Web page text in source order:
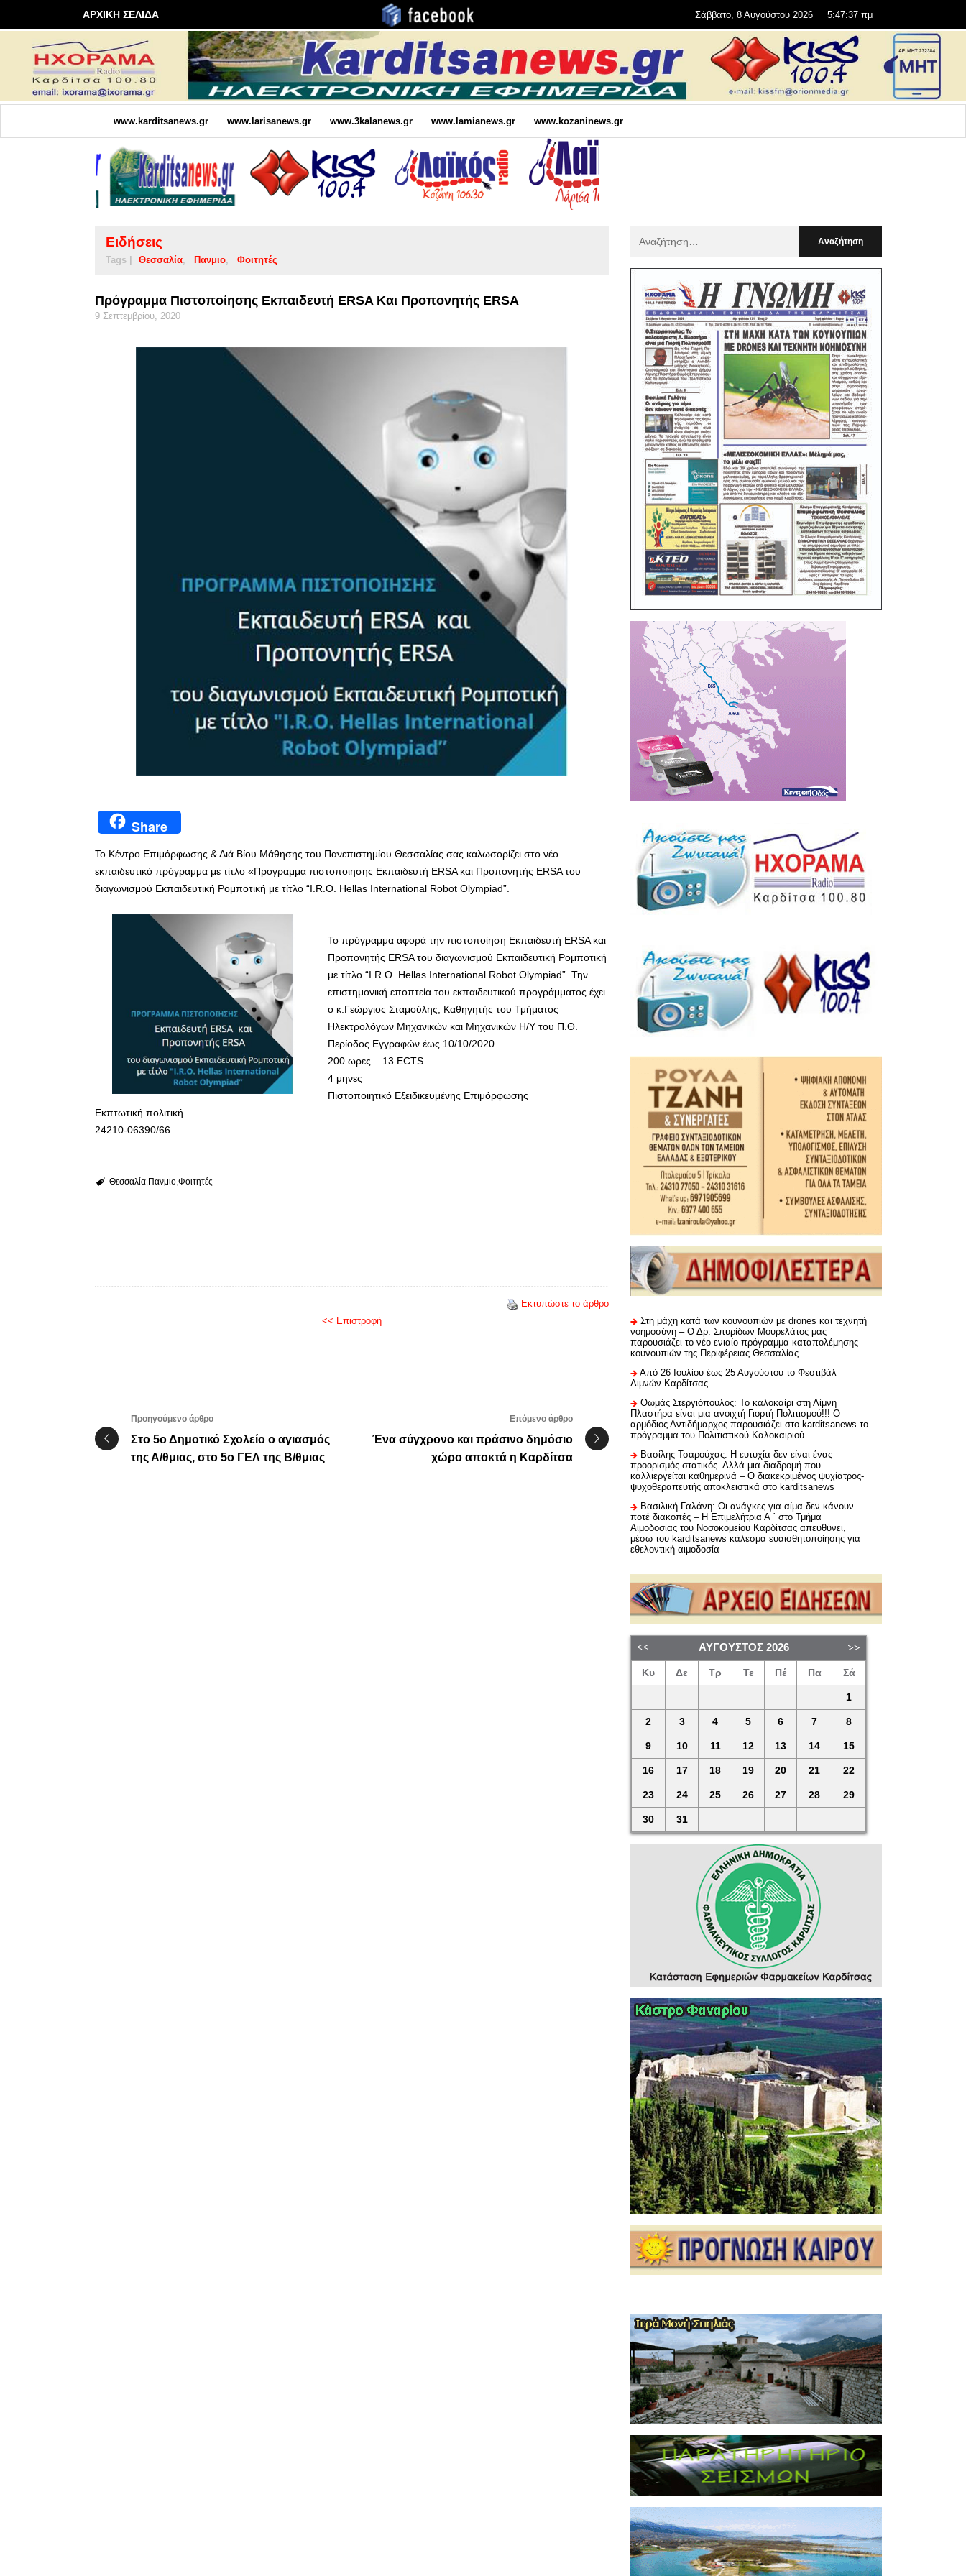
ΑΡΧΙΚΗ ΣΕΛΙΔΑ Σάββατο, 8 Αυγούστου 2026 5:47:38 πμ
www.karditsanews.gr www.larisanews.gr www.3kalanews.gr www.lamianews.gr www.kozaninews.gr
Ειδήσεις
Tags | Θεσσαλία Πανμιο Φοιτητές
Πρόγραμμα Πιστοποίησης Εκπαιδευτή ERSA Και Προπονητής ERSA
9 Σεπτεμβρίου, 2020
Share
Το Κέντρο Επιμόρφωσης & Διά Βίου Μάθησης του Πανεπιστημίου Θεσσαλίας σας καλωσορίζει στο νέο
εκπαιδευτικό πρόγραμμα με τίτλο «Προγραμμα πιστοποιησης Εκπαιδευτή ERSA και Προπονητής ERSA του
διαγωνισμού Εκπαιδευτική Ρομποτική με τίτλο “I.R.O. Hellas International Robot Olympiad”.
Το πρόγραμμα αφορά την πιστοποίηση Εκπαιδευτή ERSA και
Προπονητής ERSA του διαγωνισμού Εκπαιδευτική Ρομποτική
με τίτλο “I.R.O. Hellas International Robot Olympiad”. Την
επιστημονική εποπτεία του εκπαιδευτικού προγράμματος έχει
ο κ.Γεώργιος Σταμούλης, Καθηγητής του Τμήματος
Ηλεκτρολόγων Μηχανικών και Μηχανικών Η/Υ του Π.Θ.
Περίοδος Εγγραφών έως 10/10/2020
200 ωρες – 13 ECTS
4 μηνες
Πιστοποιητικό Εξειδικευμένης Επιμόρφωσης
Eκπτωτική πολιτική
24210-06390/66
Θεσσαλία Πανμιο Φοιτητές
Εκτυπώστε το άρθρο
<< Επιστροφή
Προηγούμενο άρθρο
Στο 5ο Δημοτικό Σχολείο ο αγιασμός
της Α/θμιας, στο 5ο ΓΕΛ της Β/θμιας
Επόμενο άρθρο
Ένα σύγχρονο και πράσινο δημόσιο
χώρο αποκτά η Καρδίτσα
:
Στη μάχη κατά των κουνουπιών με drones και τεχνητή
νοημοσύνη – Ο Δρ. Σπυρίδων Μουρελάτος μας
παρουσιάζει το νέο ενιαίο πρόγραμμα καταπολέμησης
κουνουπιών της Περιφέρειας Θεσσαλίας
Από 26 Ιουλίου έως 25 Αυγούστου το Φεστιβάλ
Λιμνών Καρδίτσας
Θωμάς Στεργιόπουλος: Το καλοκαίρι στη Λίμνη
Πλαστήρα είναι μια ανοιχτή Γιορτή Πολιτισμού!!! Ο
αρμόδιος Αντιδήμαρχος παρουσιάζει στο karditsanews το
πρόγραμμα του Πολιτιστικού Καλοκαιριού
Βασίλης Τσαρούχας: Η ευτυχία δεν είναι ένας
προορισμός στατικός. Αλλά μια διαδρομή που
καλλιεργείται καθημερινά – Ο διακεκριμένος ψυχίατρος-
ψυχοθεραπευτής αποκλειστικά στο karditsanews
Βασιλική Γαλάνη: Οι ανάγκες για αίμα δεν κάνουν
ποτέ διακοπές – Η Επιμελήτρια Α ΄ στο Τμήμα
Αιμοδοσίας του Νοσοκομείου Καρδίτσας απευθύνει,
μέσω του karditsanews κάλεσμα ευαισθητοποίησης για
εθελοντική αιμοδοσία
ΑΎΓΟΥΣΤΟΣ 2026
Κυ Δε Τρ Τε Πέ Πα Σά
1
2 3 4 5 6 7 8
9 10 11 12 13 14 15
16 17 18 19 20 21 22
23 24 25 26 27 28 29
30 31